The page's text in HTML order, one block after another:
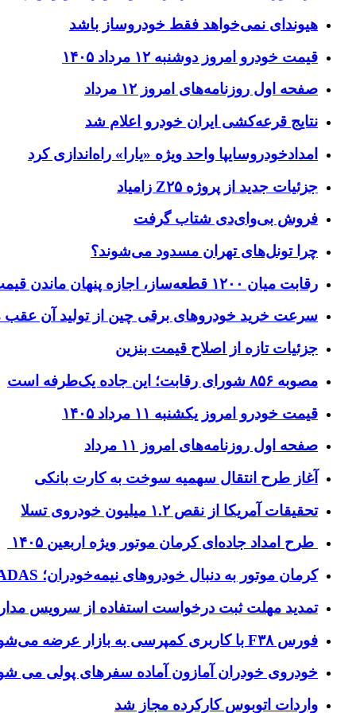
هیوندای نمی‌خواهد فقط خودروساز باشد
قیمت خودرو امروز دوشنبه ۱۲ مرداد ۱۴۰۵
صفحه اول روزنامه‌های امروز ۱۲ مرداد
نتایج قرعه‌کشی ایران خودرو اعلام شد
امدادخودروسایپا واحد ویژه «یارا» راه‌اندازی کرد
جزئیات جدید از پروژه Z۲۵ زامیاد
فروش بی‌وای‌دی شتاب گرفت
چرا تونل‌های تهران مسدود می‌شوند؟
رقابت میان ۱۲۰۰ قطعه‌ساز، اجازه پنهان ماندن قیمت‌های غیرواقعی را نمی‌دهد
سرعت خرید خودروهای برقی چین از تولید آن عقب
جزئیات تازه از اصلاح قیمت بنزین
مصوبه ۸۵۶ شورای رقابت؛ این جاده یک‌طرفه است
قیمت خودرو امروز یکشنبه ۱۱ مرداد ۱۴۰۵
صفحه اول روزنامه‌های امروز ۱۱ مرداد
آغاز طرح انتقال سهمیه سوخت به کارت بانکی
تحقیقات آمریکا از نقص ۱.۲ میلیون خودروی تسلا
طرح امداد جاده‌ای کرمان موتور ویژه اربعین ۱۴۰۵
کرمان موتور به دنبال خودروهای نیمه‌خودران؛ ADAS تا سطح ۳
تمدید مهلت ثبت درخواست استفاده از سرویس
فورس F۳۸ با کاربری کمپرسی به بازار عرضه می‌شود
خودروی خودران آمازون آماده سفرهای پولی می
واردات اتوبوس‌ کارکرده مجاز شد